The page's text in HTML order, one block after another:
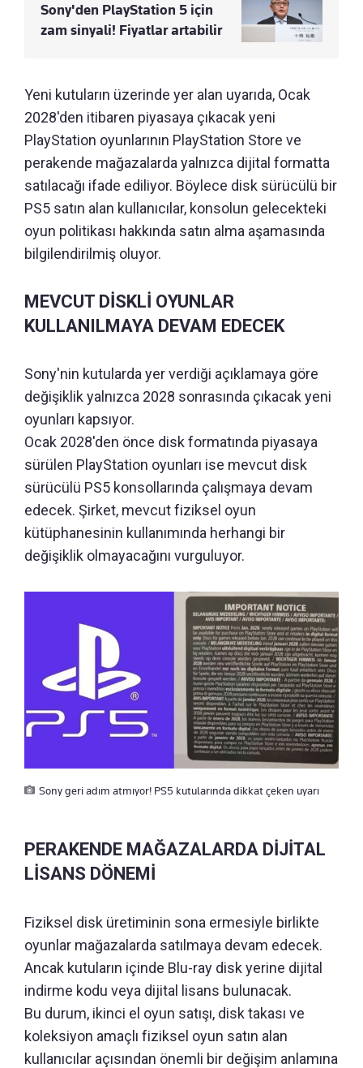
Sony'den PlayStation 5 için
zam sinyali! Fiyatlar artabilir
Yeni kutuların üzerinde yer alan uyarıda, Ocak
2028'den itibaren piyasaya çıkacak yeni
PlayStation oyunlarının PlayStation Store ve
perakende mağazalarda yalnızca dijital formatta
satılacağı ifade ediliyor. Böylece disk sürücülü bir
PS5 satın alan kullanıcılar, konsolun gelecekteki
oyun politikası hakkında satın alma aşamasında
bilgilendirilmiş oluyor.
MEVCUT DİSKLİ OYUNLAR
KULLANILMAYA DEVAM EDECEK
Sony'nin kutularda yer verdiği açıklamaya göre
değişiklik yalnızca 2028 sonrasında çıkacak yeni
oyunları kapsıyor.
Ocak 2028'den önce disk formatında piyasaya
sürülen PlayStation oyunları ise mevcut disk
sürücülü PS5 konsollarında çalışmaya devam
edecek. Şirket, mevcut fiziksel oyun
kütüphanesinin kullanımında herhangi bir
değişiklik olmayacağını vurguluyor.
Sony geri adım atmıyor! PS5 kutularında dikkat çeken uyarı
PERAKENDE MAĞAZALARDA DİJİTAL
LİSANS DÖNEMİ
Fiziksel disk üretiminin sona ermesiyle birlikte
oyunlar mağazalarda satılmaya devam edecek.
Ancak kutuların içinde Blu-ray disk yerine dijital
indirme kodu veya dijital lisans bulunacak.
Bu durum, ikinci el oyun satışı, disk takası ve
koleksiyon amaçlı fiziksel oyun satın alan
kullanıcılar açısından önemli bir değişim anlamına